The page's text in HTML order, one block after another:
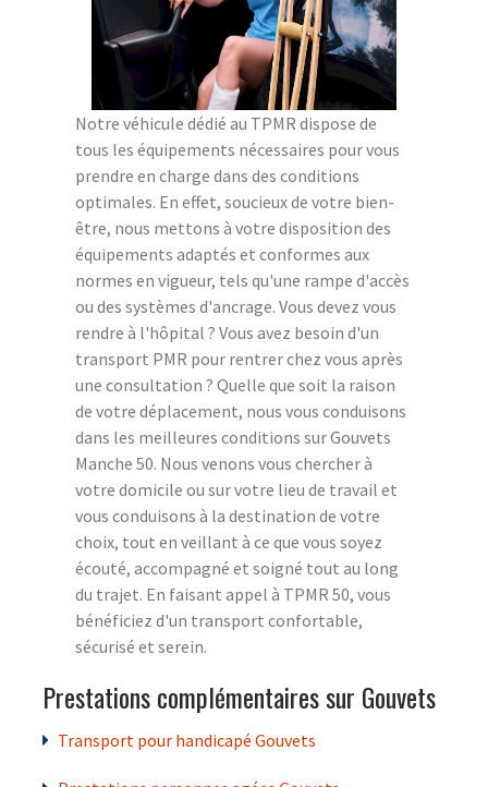
Notre véhicule dédié au TPMR dispose de
tous les équipements nécessaires pour vous
prendre en charge dans des conditions
optimales. En effet, soucieux de votre bien-
être, nous mettons à votre disposition des
équipements adaptés et conformes aux
normes en vigueur, tels qu'une rampe d'accès
ou des systèmes d'ancrage. Vous devez vous
rendre à l'hôpital ? Vous avez besoin d'un
transport PMR pour rentrer chez vous après
une consultation ? Quelle que soit la raison
de votre déplacement, nous vous conduisons
dans les meilleures conditions sur Gouvets
Manche 50. Nous venons vous chercher à
votre domicile ou sur votre lieu de travail et
vous conduisons à la destination de votre
choix, tout en veillant à ce que vous soyez
écouté, accompagné et soigné tout au long
du trajet. En faisant appel à TPMR 50, vous
bénéficiez d'un transport confortable,
sécurisé et serein.
Prestations complémentaires sur Gouvets
Transport pour handicapé Gouvets